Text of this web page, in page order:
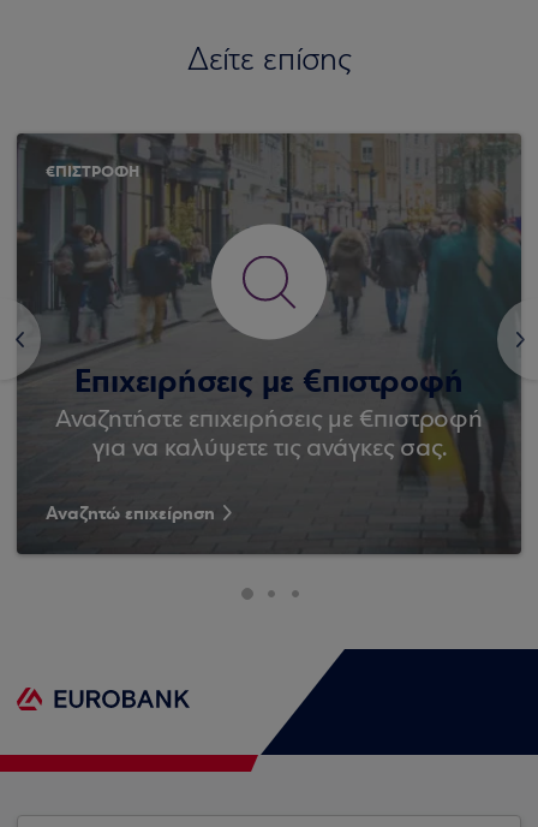
Δείτε επίσης
<
€ΠΙΣΤΡΟΦΗ
Επιχειρήσεις με €πιστροφή
Αναζητήστε επιχειρήσεις με €πιστροφή
για να καλύψετε τις ανάγκες σας.
Αναζητώ επιχείρηση
>